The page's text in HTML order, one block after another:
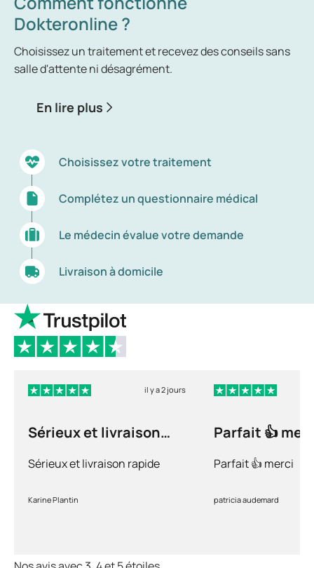
Dokteronline ?
Choisissez un traitement et recevez des conseils sans
salle d'attente ni désagrément.
En lire plus
Choisissez votre traitement
Complétez un questionnaire médical
Le médecin évalue votre demande
Livraison à domicile
il y a 2 jours
Sérieux et livraison
Sérieux et livraison rapide
Karine Plantin
Parfait 👍
Parfait 👍 merci
patricia audemard